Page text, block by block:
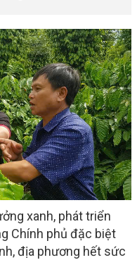
xanh, phát triển
Chính phủ đặc biệt
địa phương hết sức